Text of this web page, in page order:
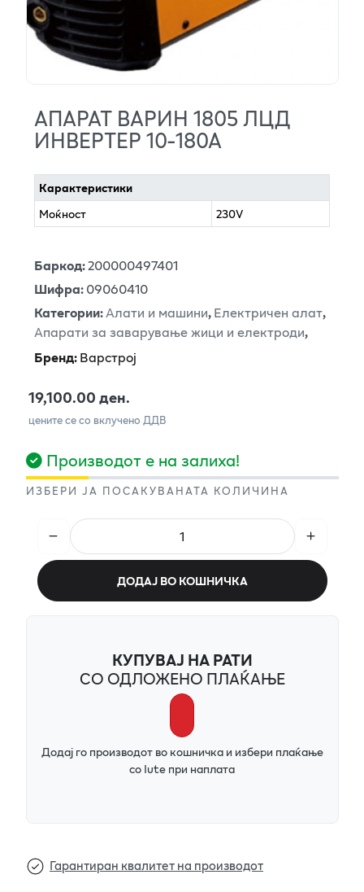
АПАРАТ ВАРИН 1805 ЛЦД
ИНВЕРТЕР 10-180А
Карактеристики
Моќност
230V
Баркод:200000497401
Шифра:09060410
Категории:Алати и машини,Електричен алат,
Апарати за заварување жици и електроди,
Бренд:Варстрој
19,100.00 ден.
цените се со вклучено ДДВ
Производот е на залиха!
ИЗБЕРИ ЈА ПОСАКУВАНАТА КОЛИЧИНА
ДОДАЈ ВО КОШНИЧКА
КУПУВАЈ НА РАТИ
СО ОДЛОЖЕНО ПЛАЌАЊЕ
Додај го производот во кошничка и избери плаќање
со Iute при наплата
Гарантиран квалитет на производот